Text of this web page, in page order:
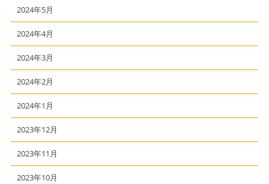
2024年5月
2024年4月
2024年3月
2024年2月
2024年1月
2023年12月
2023年11月
2023年10月